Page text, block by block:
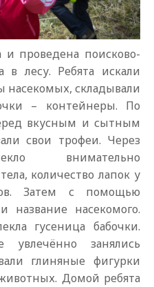
и проведена поисково-
в лесу. Ребята искали
насекомых, складывали
– контейнеры. По
вкусным и сытным
свои трофеи. Через
внимательно
количество лапок у
Затем с помощью
название насекомого.
гусеница бабочки.
занялись
глиняные фигурки
Домой ребята